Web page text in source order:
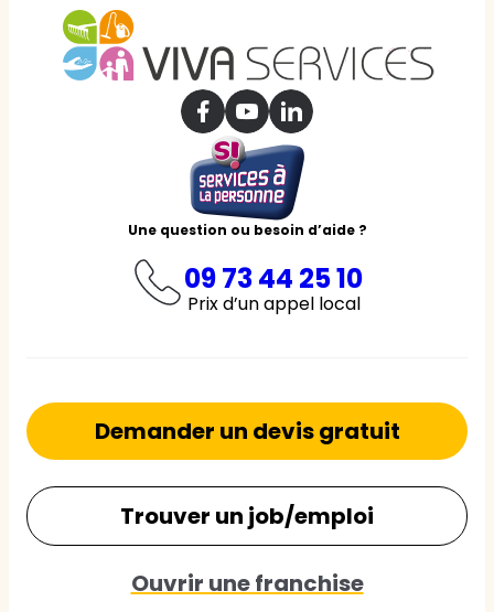
Une question ou besoin d’aide ?
09 73 44 25 10
Prix d’un appel local
Demander un devis gratuit
Trouver un job/emploi
Ouvrir une franchise